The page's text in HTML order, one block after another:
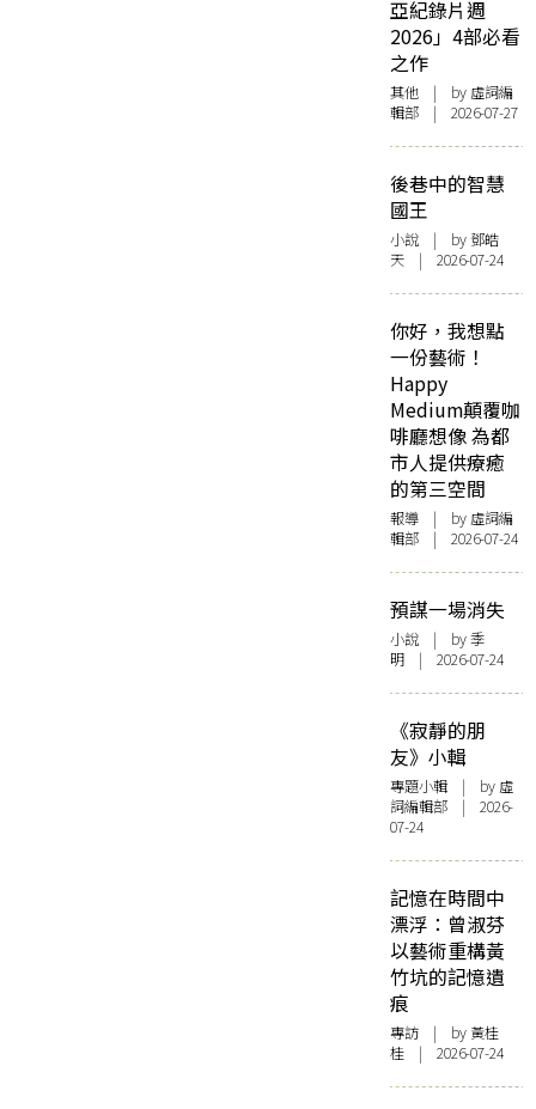
亞紀錄片週
2026」4部必看
之作
其他 | by 虛詞編
輯部 | 2026-07-27
後巷中的智慧
國王
小說 | by 鄧皓
天 | 2026-07-24
你好，我想點
一份藝術！
Happy
Medium顛覆咖
啡廳想像 為都
市人提供療癒
的第三空間
報導 | by 虛詞編
輯部 | 2026-07-24
預謀一場消失
小說 | by 季
明 | 2026-07-24
《寂靜的朋
友》小輯
專題小輯 | by 虛
詞編輯部 | 2026-
07-24
記憶在時間中
漂浮：曾淑芬
以藝術重構黃
竹坑的記憶遺
痕
專訪 | by 黃桂
桂 | 2026-07-24